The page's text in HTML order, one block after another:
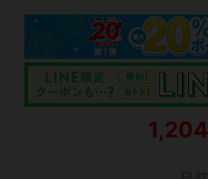
1,204